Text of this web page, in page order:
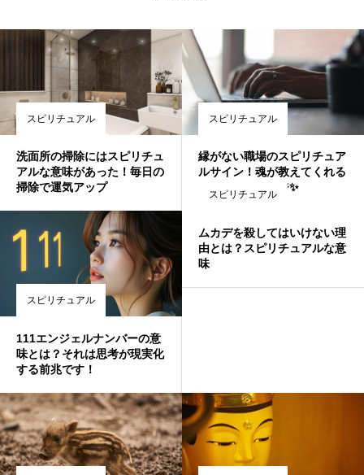
スピリチュアル
洗面所の掃除にはスピリチュ
アルな意味があった！毎日の
掃除で運気アップ
スピリチュアル
縁がない職場のスピリチュア
ルサイン！魂が教えてくれる
転機のメッセージ✨
スピリチュアル
111エンジェルナンバーの意
味とは？それは思考が現実化
する前兆です！
スピリチュアル
ムカデを殺してはいけない理
由とは？スピリチュアルな意
味